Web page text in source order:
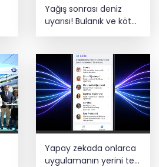
Yağış sonrası deniz
uyarısı! Bulanık ve kötü
kokulu suda yüzmeyin
Yapay zekada onlarca
uygulamanın yerini tek